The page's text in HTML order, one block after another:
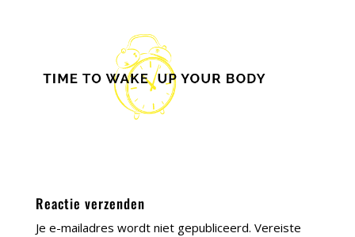
Reactie verzenden
Je e-mailadres wordt niet gepubliceerd. Vereiste